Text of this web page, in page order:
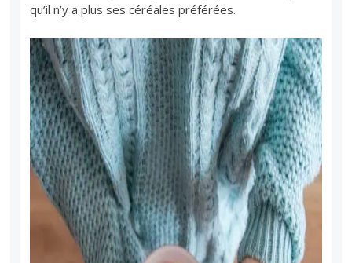
qu’il n’y a plus ses céréales préférées.